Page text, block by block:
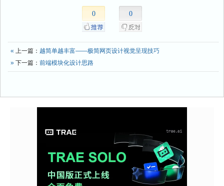
0 0
« 上一篇： 越简单越丰富——极简网页设计视觉呈现技巧
» 下一篇： 前端模块化设计思路